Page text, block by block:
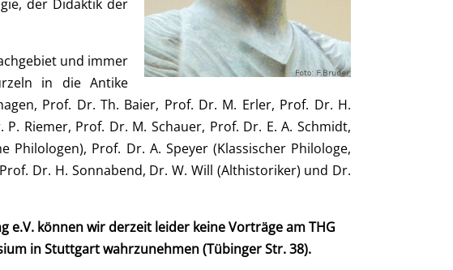
der Didaktik der
und immer
in die Antike
Prof. Dr. Th. Baier, Prof. Dr. M. Erler, Prof. Dr. H.
Riemer, Prof. Dr. M. Schauer, Prof. Dr. E. A. Schmidt,
Philologen), Prof. Dr. A. Speyer (Klassischer Philologe,
Dr. H. Sonnabend, Dr. W. Will (Althistoriker) und Dr.
e.V. können wir derzeit leider keine Vorträge am THG
in Stuttgart wahrzunehmen (Tübinger Str. 38).